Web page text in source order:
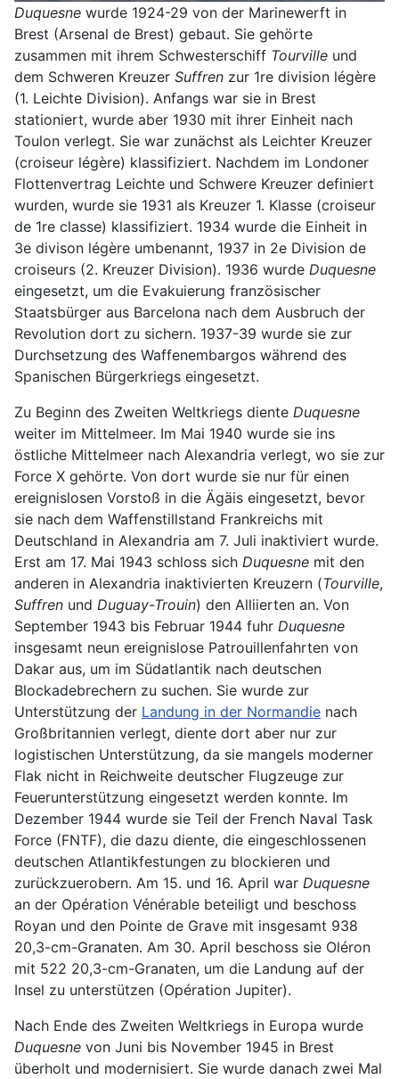
Duquesne wurde 1924-29 von der Marinewerft in
Brest (Arsenal de Brest) gebaut. Sie gehörte
zusammen mit ihrem Schwesterschiff Tourville und
dem Schweren Kreuzer Suffren zur 1re division légère
(1. Leichte Division). Anfangs war sie in Brest
stationiert, wurde aber 1930 mit ihrer Einheit nach
Toulon verlegt. Sie war zunächst als Leichter Kreuzer
(croiseur légère) klassifiziert. Nachdem im Londoner
Flottenvertrag Leichte und Schwere Kreuzer definiert
wurden, wurde sie 1931 als Kreuzer 1. Klasse (croiseur
de 1re classe) klassifiziert. 1934 wurde die Einheit in
3e divison légère umbenannt, 1937 in 2e Division de
croiseurs (2. Kreuzer Division). 1936 wurde Duquesne
eingesetzt, um die Evakuierung französischer
Staatsbürger aus Barcelona nach dem Ausbruch der
Revolution dort zu sichern. 1937-39 wurde sie zur
Durchsetzung des Waffenembargos während des
Spanischen Bürgerkriegs eingesetzt.
Zu Beginn des Zweiten Weltkriegs diente Duquesne
weiter im Mittelmeer. Im Mai 1940 wurde sie ins
östliche Mittelmeer nach Alexandria verlegt, wo sie zur
Force X gehörte. Von dort wurde sie nur für einen
ereignislosen Vorstoß in die Ägäis eingesetzt, bevor
sie nach dem Waffenstillstand Frankreichs mit
Deutschland in Alexandria am 7. Juli inaktiviert wurde.
Erst am 17. Mai 1943 schloss sich Duquesne mit den
anderen in Alexandria inaktivierten Kreuzern (Tourville,
Suffren und Duguay-Trouin) den Alliierten an. Von
September 1943 bis Februar 1944 fuhr Duquesne
insgesamt neun ereignislose Patrouillenfahrten von
Dakar aus, um im Südatlantik nach deutschen
Blockadebrechern zu suchen. Sie wurde zur
Unterstützung der Landung in der Normandie nach
Großbritannien verlegt, diente dort aber nur zur
logistischen Unterstützung, da sie mangels moderner
Flak nicht in Reichweite deutscher Flugzeuge zur
Feuerunterstützung eingesetzt werden konnte. Im
Dezember 1944 wurde sie Teil der French Naval Task
Force (FNTF), die dazu diente, die eingeschlossenen
deutschen Atlantikfestungen zu blockieren und
zurückzuerobern. Am 15. und 16. April war Duquesne
an der Opération Vénérable beteiligt und beschoss
Royan und den Pointe de Grave mit insgesamt 938
20,3-cm-Granaten. Am 30. April beschoss sie Oléron
mit 522 20,3-cm-Granaten, um die Landung auf der
Insel zu unterstützen (Opération Jupiter).
Nach Ende des Zweiten Weltkriegs in Europa wurde
Duquesne von Juni bis November 1945 in Brest
überholt und modernisiert. Sie wurde danach zwei Mal